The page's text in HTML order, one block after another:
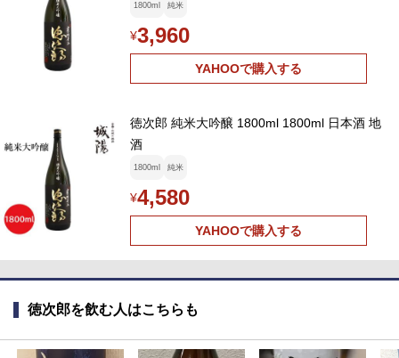
1800ml 純米
¥3,960
YAHOOで購入する
徳次郎 純米大吟醸 1800ml 1800ml 日本酒 地
酒
1800ml 純米
¥4,580
YAHOOで購入する
徳次郎を飲む人はこちらも